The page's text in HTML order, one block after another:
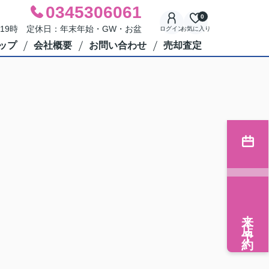
0345306061
時 定休日：年末年始・GW・お盆 ログインお気に入り
0
プ 会社概要 お問い合わせ 売却査定
来店予約